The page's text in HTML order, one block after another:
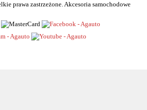
prawa zastrzeżone. Akcesoria samochodowe